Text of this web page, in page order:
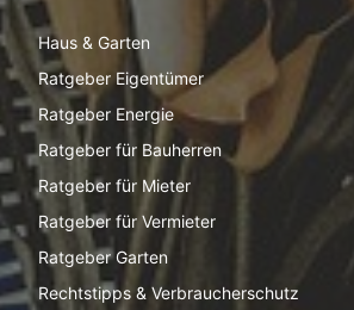
Haus & Garten
Ratgeber Eigentümer
Ratgeber Energie
Ratgeber für Bauherren
Ratgeber für Mieter
Ratgeber für Vermieter
Ratgeber Garten
Rechtstipps & Verbraucherschutz